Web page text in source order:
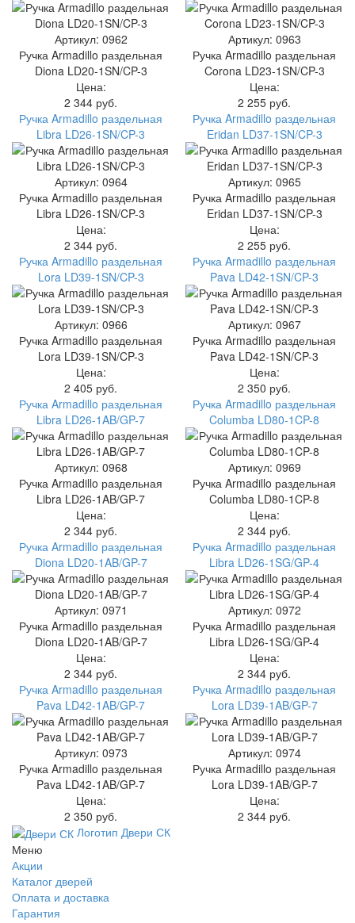
Артикул: 0962
Ручка Armadillo раздельная
Diona LD20-1SN/CP-3
Цена:
2 344 руб.
Артикул: 0963
Ручка Armadillo раздельная
Corona LD23-1SN/CP-3
Цена:
2 255 руб.
Ручка Armadillo раздельная
Libra LD26-1SN/CP-3
Артикул: 0964
Ручка Armadillo раздельная
Libra LD26-1SN/CP-3
Цена:
2 344 руб.
Ручка Armadillo раздельная
Eridan LD37-1SN/CP-3
Артикул: 0965
Ручка Armadillo раздельная
Eridan LD37-1SN/CP-3
Цена:
2 255 руб.
Ручка Armadillo раздельная
Lora LD39-1SN/CP-3
Артикул: 0966
Ручка Armadillo раздельная
Lora LD39-1SN/CP-3
Цена:
2 405 руб.
Ручка Armadillo раздельная
Pava LD42-1SN/CP-3
Артикул: 0967
Ручка Armadillo раздельная
Pava LD42-1SN/CP-3
Цена:
2 350 руб.
Ручка Armadillo раздельная
Libra LD26-1AB/GP-7
Артикул: 0968
Ручка Armadillo раздельная
Libra LD26-1AB/GP-7
Цена:
2 344 руб.
Ручка Armadillo раздельная
Columba LD80-1CP-8
Артикул: 0969
Ручка Armadillo раздельная
Columba LD80-1CP-8
Цена:
2 344 руб.
Ручка Armadillo раздельная
Diona LD20-1AB/GP-7
Артикул: 0971
Ручка Armadillo раздельная
Diona LD20-1AB/GP-7
Цена:
2 344 руб.
Ручка Armadillo раздельная
Libra LD26-1SG/GP-4
Артикул: 0972
Ручка Armadillo раздельная
Libra LD26-1SG/GP-4
Цена:
2 344 руб.
Ручка Armadillo раздельная
Pava LD42-1AB/GP-7
Артикул: 0973
Ручка Armadillo раздельная
Pava LD42-1AB/GP-7
Цена:
2 350 руб.
Ручка Armadillo раздельная
Lora LD39-1AB/GP-7
Артикул: 0974
Ручка Armadillo раздельная
Lora LD39-1AB/GP-7
Цена:
2 344 руб.
Логотип Двери СК
Меню
Акции
Каталог дверей
Оплата и доставка
Гарантия